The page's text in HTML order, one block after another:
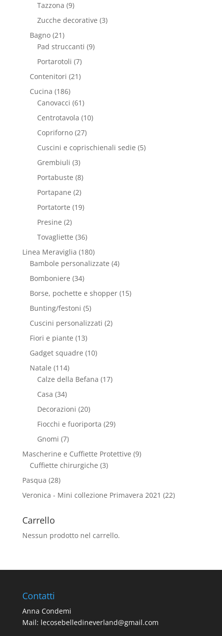
Tazzona (9)
Zucche decorative (3)
Bagno (21)
Pad struccanti (9)
Portarotoli (7)
Contenitori (21)
Cucina (186)
Canovacci (61)
Centrotavola (10)
Copriforno (27)
Cuscini e coprischienali sedie (5)
Grembiuli (3)
Portabuste (8)
Portapane (2)
Portatorte (19)
Presine (2)
Tovagliette (36)
Linea Meraviglia (180)
Bambole personalizzate (4)
Bomboniere (34)
Borse, pochette e shopper (15)
Bunting/festoni (5)
Cuscini personalizzati (2)
Fiori e piante (13)
Gadget squadre (10)
Natale (114)
Calze della Befana (17)
Casa (34)
Decorazioni (20)
Fiocchi e fuoriporta (29)
Gnomi (7)
Mascherine e Cuffiette Protettive (9)
Cuffiette chirurgiche (3)
Pasqua (28)
Veronica - Mini collezione Primavera 2021 (22)
Carrello
Nessun prodotto nel carrello.
Contatti
Anna Condemi
Mail: lecosebelledineverland@gmail.com